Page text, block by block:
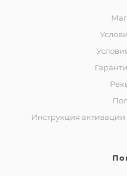
Инструкция